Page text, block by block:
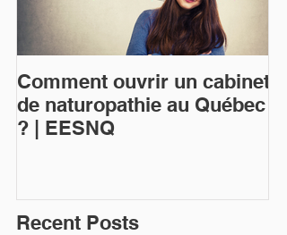
Comment ouvrir un cabinet
de naturopathie au Québec
? | EESNQ
Recent Posts